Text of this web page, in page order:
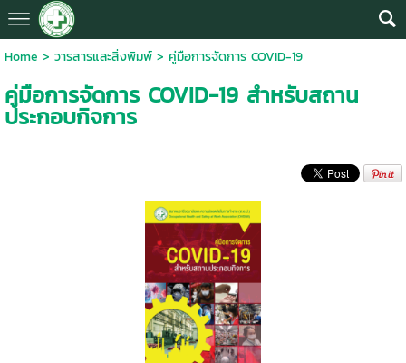
Home > วารสารและสิ่งพิมพ์> คู่มือการจัดการ COVID-19
คู่มือการจัดการ COVID-19 สำหรับสถาน
ประกอบกิจการ